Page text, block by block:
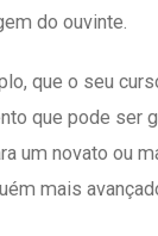
do ouvinte.
que o seu
que pode ser
um novato ou
mais